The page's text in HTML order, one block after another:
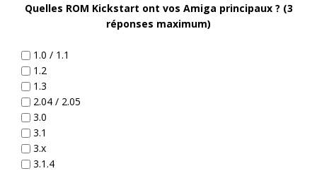
Quelles ROM Kickstart ont vos Amiga principaux ? (3
réponses maximum)
1.0 / 1.1
1.2
1.3
2.04 / 2.05
3.0
3.1
3.x
3.1.4